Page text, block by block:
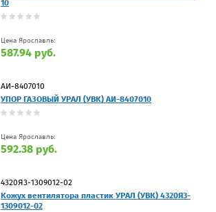
10
Цена Ярославль:
587.94 руб.
АИ-8407010
УПОР ГАЗОВЫЙ УРАЛ (УВК) АИ-8407010
Цена Ярославль:
592.38 руб.
4320Я3-1309012-02
Кожух вентилятора пластик УРАЛ (УВК) 4320Я3-
1309012-02